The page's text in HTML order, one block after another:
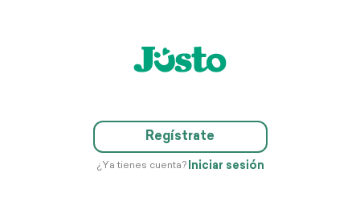
Regístrate
¿Ya tienes cuenta? Iniciar sesión